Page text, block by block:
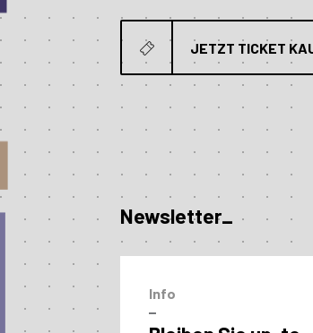
JETZT TICKET
Newsletter_
Info
–